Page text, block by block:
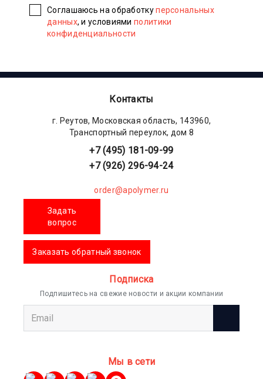
Соглашаюсь на обработкуперсональных
данных, и условиямиполитики
конфиденциальности
Контакты
г. Реутов, Московская область, 143960,
Транспортный переулок, дом 8
+7 (495) 181-09-99
+7 (926) 296-94-24
order@apolymer.ru
Задать
вопрос
Заказать обратный звонок
Подписка
Подпишитесь на свежие новости и акции компании
Мы в сети